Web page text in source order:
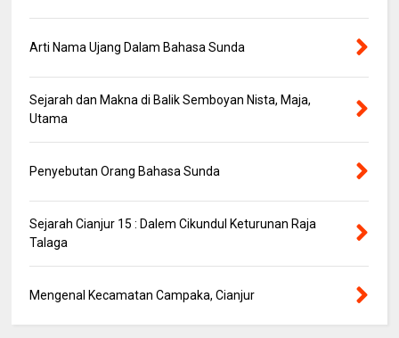
Arti Nama Ujang Dalam Bahasa Sunda
Sejarah dan Makna di Balik Semboyan Nista, Maja,
Utama
Penyebutan Orang Bahasa Sunda
Sejarah Cianjur 15 : Dalem Cikundul Keturunan Raja
Talaga
Mengenal Kecamatan Campaka, Cianjur